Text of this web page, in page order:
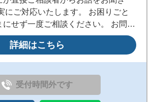
ず一度ご相談ください。 お問い
よりお気軽にご連絡ください。
詳細はこちら
受付時間外です